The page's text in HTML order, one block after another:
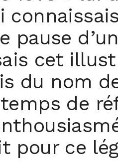
pause
cet
du nom
de
pour ce